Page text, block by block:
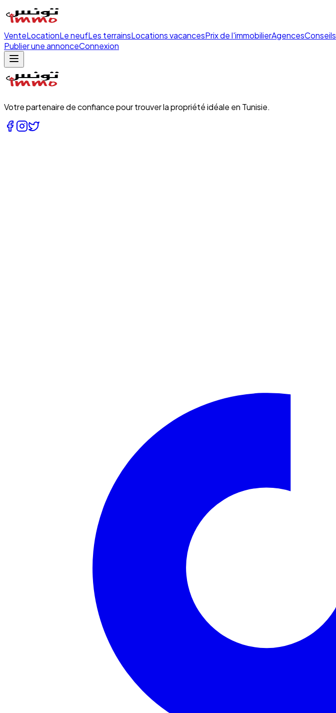
VenteLocationLe neufLes terrainsLocations vacancesPrix de l'immobilierAgencesConseils
Publier une annonceConnexion
Votre partenaire de confiance pour trouver la propriété idéale en Tunisie.